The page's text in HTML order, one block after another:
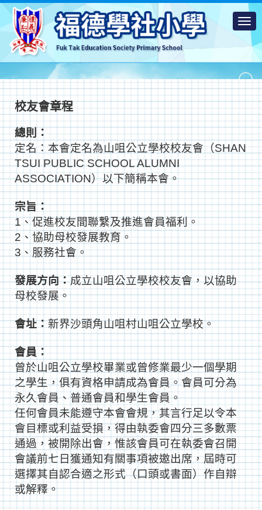
校友會章程
總則：
定名：本會定名為山咀公立學校校友會（SHAN
TSUI PUBLIC SCHOOL ALUMNI
ASSOCIATION）以下簡稱本會。
宗旨：
1、促進校友間聯繫及推進會員福利。
2、協助母校發展教育。
3、服務社會。
發展方向：成立山咀公立學校校友會，以協助
母校發展。
會址：新界沙頭角山咀村山咀公立學校。
會員：
曾於山咀公立學校畢業或曾修業最少一個學期
之學生，俱有資格申請成為會員。會員可分為
永久會員、普通會員和學生會員。
任何會員未能遵守本會會規，其言行足以令本
會目標或利益受損，得由執委會四分三多數票
通過，被開除出會，惟該會員可在執委會召開
會議前七日獲通知有關事項被邀出席，屆時可
選擇其自認合適之形式（口頭或書面）作自辯
或解釋。